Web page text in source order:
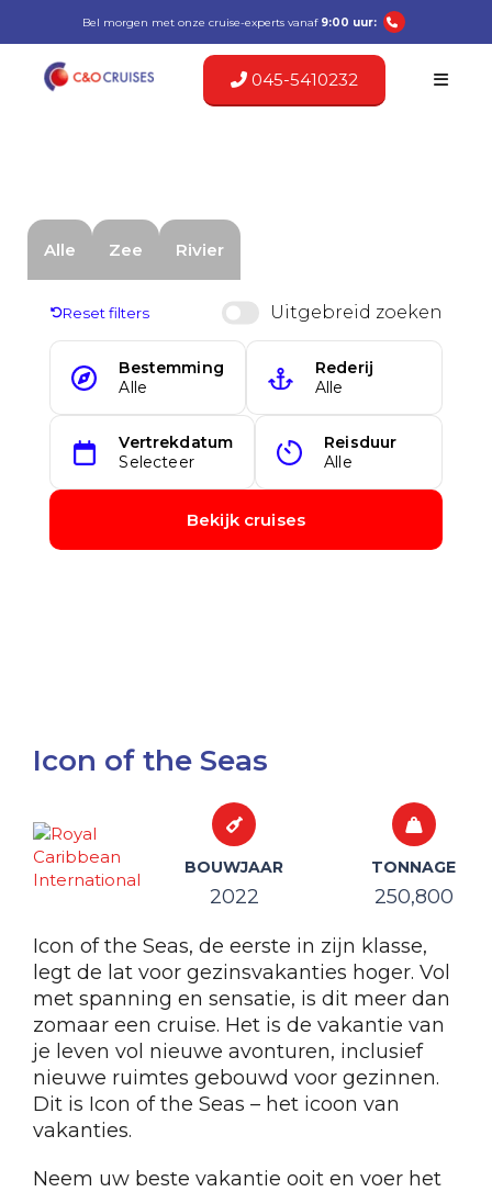
Bel morgen met onze cruise-experts vanaf 9:00 uur:
045-5410232
Icon of the Seas
BOUWJAAR
2022
TONNAGE
250,800
Icon of the Seas, de eerste in zijn klasse,
legt de lat voor gezinsvakanties hoger. Vol
met spanning en sensatie, is dit meer dan
zomaar een cruise. Het is de vakantie van
je leven vol nieuwe avonturen, inclusief
nieuwe ruimtes gebouwd voor gezinnen.
Dit is Icon of the Seas – het icoon van
vakanties.
Neem uw beste vakantie ooit en voer het